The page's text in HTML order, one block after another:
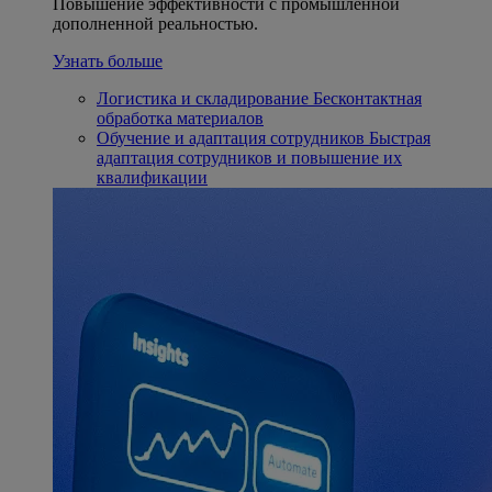
Повышение эффективности с промышленной
дополненной реальностью.
Узнать больше
Логистика и складирование Бесконтактная
обработка материалов
Обучение и адаптация сотрудников Быстрая
адаптация сотрудников и повышение их
квалификации